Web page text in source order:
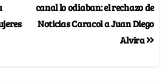
canal lo odiaban: el rechazo de
Noticias Caracol a Juan Diego
Alvira